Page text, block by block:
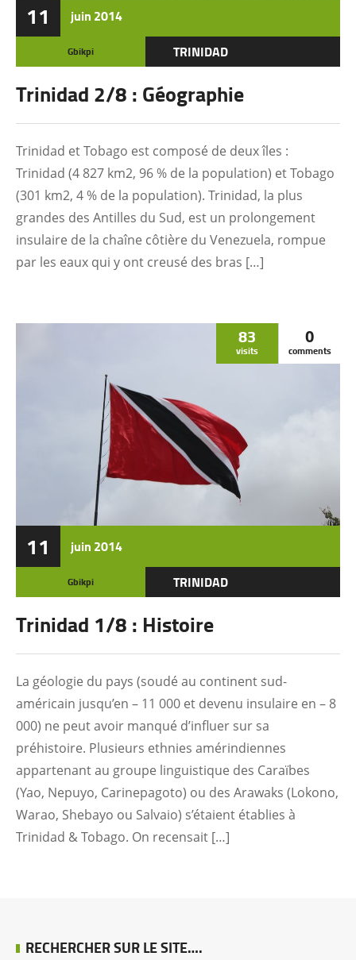
11 juin 2014
Gbikpi TRINIDAD
Trinidad 2/8 : Géographie
Trinidad et Tobago est composé de deux îles :
Trinidad (4 827 km2, 96 % de la population) et Tobago
(301 km2, 4 % de la population). Trinidad, la plus
grandes des Antilles du Sud, est un prolongement
insulaire de la chaîne côtière du Venezuela, rompue
par les eaux qui y ont creusé des bras […]
11 juin 2014
83
visits
0
comments
Gbikpi TRINIDAD
Trinidad 1/8 : Histoire
La géologie du pays (soudé au continent sud-
américain jusqu’en – 11 000 et devenu insulaire en – 8
000) ne peut avoir manqué d’influer sur sa
préhistoire. Plusieurs ethnies amérindiennes
appartenant au groupe linguistique des Caraïbes
(Yao, Nepuyo, Carinepagoto) ou des Arawaks (Lokono,
Warao, Shebayo ou Salvaio) s’étaient établies à
Trinidad & Tobago. On recensait […]
RECHERCHER SUR LE SITE….